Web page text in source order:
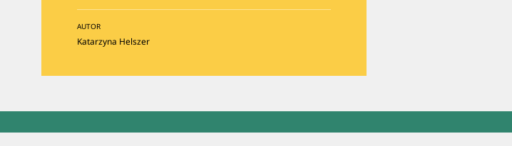
AUTOR
Katarzyna Helszer